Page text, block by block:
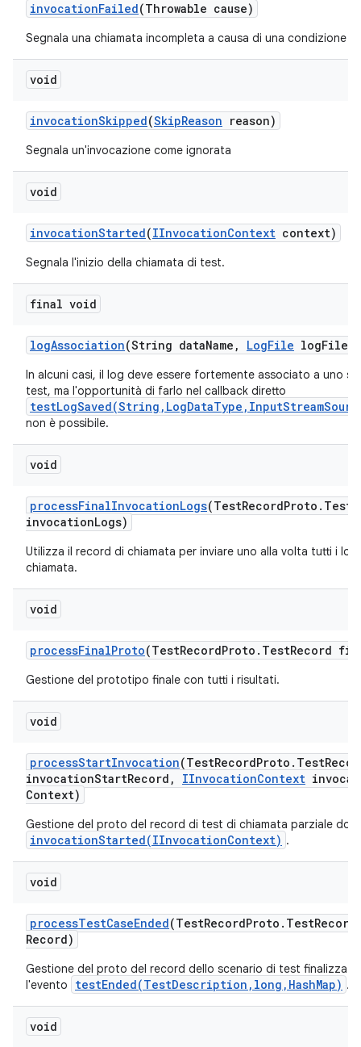
invocationFailed(Throwable cause)
Segnala una chiamata incompleta a causa di una condizione
void
invocationSkipped(SkipReason reason)
Segnala un'invocazione come ignorata
void
invocationStarted(IInvocationContext context)
Segnala l'inizio della chiamata di test.
final void
logAssociation(String dataName , LogFile logFile)
In alcuni casi, il log deve essere fortemente associato a uno
test, ma l'opportunità di farlo nel callback diretto
non è possibile.
void
processFinalInvocationLogs(TestRecordProto . Test
invocationLogs)
Utilizza il record di chiamata per inviare uno alla volta tutti i log
chiamata.
void
processFinalProto(TestRecordProto . TestRecord
Gestione del prototipo finale con tutti i risultati.
void
processStartInvocation(TestRecordProto . Test
invocationStartRecord , IInvocationContext
Context)
Gestione del proto del record di test di chiamata parziale
invocationStarted(IInvocationContext) .
void
processTestCaseEnded(TestRecordProto . Test
Record)
Gestione del proto del record dello scenario di test
l'evento
testEnded(TestDescription,long,HashMap) .
void